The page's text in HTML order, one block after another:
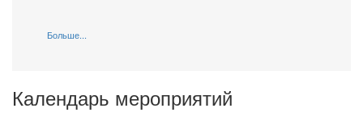
Больше...
Календарь мероприятий